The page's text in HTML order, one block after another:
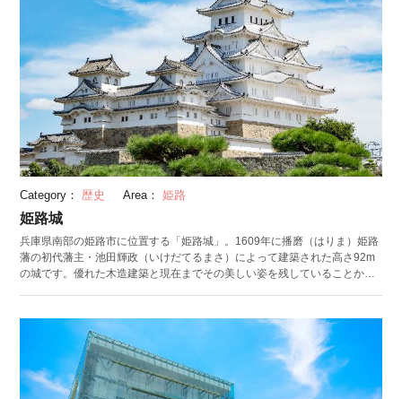
Category： 歴史 Area： 姫路
姫路城
兵庫県南部の姫路市に位置する「姫路城」。1609年に播磨（はりま）姫路
藩の初代藩主・池田輝政（いけだてるまさ）によって建築された高さ92m
の城です。優れた木造建築と現在までその美しい姿を残していることか
名所が点在。中でも「大天守」は必見です。地上6階からなり、最上階の屋
根には鯱瓦（しゃちがわら）が飾られています。その他にも、三小天守の
一つである「乾天守」や天守閣の西側にある庭園「西の丸」なども見どこ
ろです。 姫路城をさらに楽しむには「姫路城大発見アプリ」の利用がオス
スメ。動画や写真と共に、名所を詳しく解説してくれます。